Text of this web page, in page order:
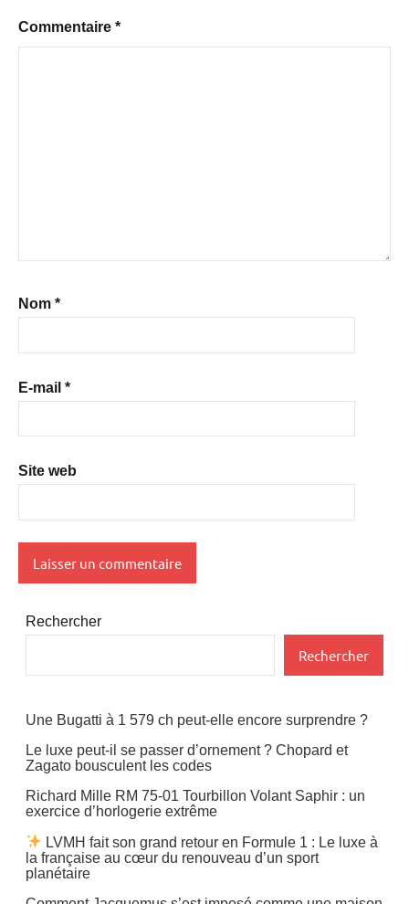
Commentaire *
Nom *
E-mail *
Site web
Rechercher
Rechercher
Une Bugatti à 1 579 ch peut-elle encore surprendre ?
Le luxe peut-il se passer d’ornement ? Chopard et
Zagato bousculent les codes
Richard Mille RM 75-01 Tourbillon Volant Saphir : un
exercice d’horlogerie extrême
LVMH fait son grand retour en Formule 1 : Le luxe à
la française au cœur du renouveau d’un sport
planétaire